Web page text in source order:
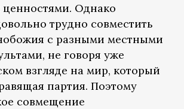
ценностями. Однако
трудно совместить
с разными местными
не говоря уже
взгляде на мир, который
партия. Поэтому
совмещение